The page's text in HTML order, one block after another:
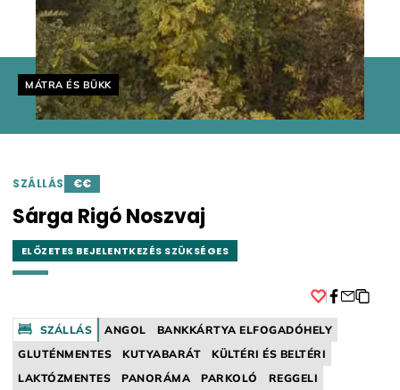
Helyszín címkék:
MÁTRA ÉS BÜKK
SZÁLLÁS €€
Sárga Rigó Noszvaj
ELŐZETES BEJELENTKEZÉS SZÜKSÉGES
SZÁLLÁS ANGOL
BANKKÁRTYA ELFOGADÓHELY
GLUTÉNMENTES
KUTYABARÁT
KÜLTÉRI ÉS BELTÉRI
LAKTÓZMENTES
PANORÁMA PARKOLÓ
REGGELI